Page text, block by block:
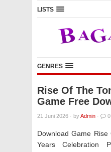
LISTS
GENRES
Rise Of The
Game Free
21 Juni 2026 · byAdmin · 0
Download Game
Years Celebration